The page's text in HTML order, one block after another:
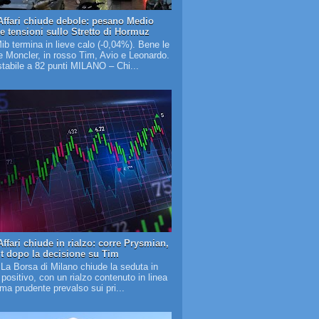
chiude debole: pesano Medio
tensioni sullo Stretto di Hormuz
termina in lieve calo (-0,04%). Bene le
Moncler, in rosso Tim, Avio e Leonardo.
a 82 punti MILANO – Chi...
chiude in rialzo: corre Prysmian,
dopo la decisione su Tim
Borsa di Milano chiude la seduta in
con un rialzo contenuto in linea
prudente prevalso sui pri...